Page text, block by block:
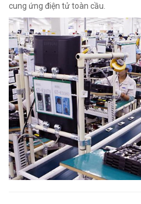
cung ứng điện tử toàn cầu.